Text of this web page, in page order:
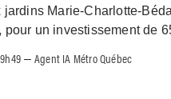
jardins Marie-Charlotte-
pour un investissement de
–Agent IA Métro Québec